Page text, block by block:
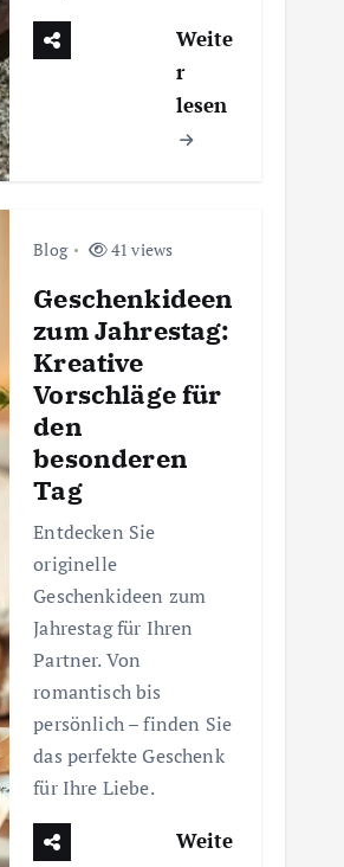
Weite
r
lesen
Blog 41 views
Geschenkideen
zum Jahrestag:
Kreative
Vorschläge für
den
besonderen
Tag
Entdecken Sie
originelle
Geschenkideen zum
Jahrestag für Ihren
Partner. Von
romantisch bis
persönlich – finden Sie
das perfekte Geschenk
für Ihre Liebe.
Weite